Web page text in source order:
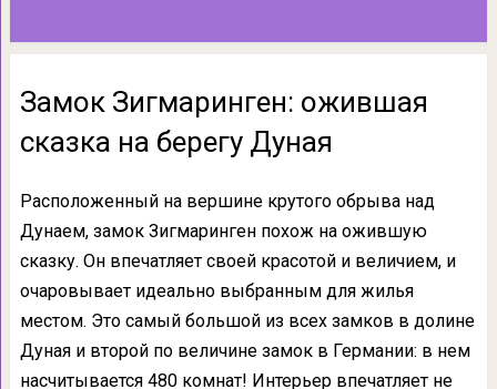
Замок Зигмаринген: ожившая
сказка на берегу Дуная
Расположенный на вершине крутого обрыва над
Дунаем, замок Зигмаринген похож на ожившую
сказку. Он впечатляет своей красотой и величием, и
очаровывает идеально выбранным для жилья
местом. Это самый большой из всех замков в долине
Дуная и второй по величине замок в Германии: в нем
насчитывается 480 комнат! Интерьер впечатляет не